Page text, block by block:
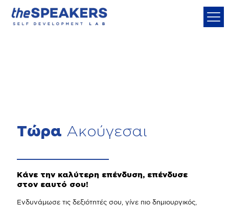
Τώρα Ακούγεσαι
Κάνε την καλύτερη επένδυση, επένδυσε
στον εαυτό σου!
Ενδυνάμωσε τις δεξιότητές σου, γίνε πιο δημιουργικός,